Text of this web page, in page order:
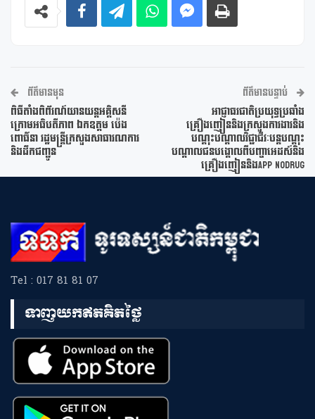
ព័ត៌មានមុន
ពិធីតាំងពិព័រណ៍យានយន្តអគ្គិសនី
ក្រោមអធិបតីភាព ឯកឧត្តម ប៉េង
ពោធិ៍នា រដ្ឋមន្ត្រីក្រសួងសាធារណការ
និងដឹកជញ្ជូន
ព័ត៌មានបន្ទាប់
អាជ្ញាធរជាតិប្រយុទ្ធប្រឆាំង
គ្រឿងញៀននិងក្រសួងការងារនិង
បណ្ដុះបណ្ដាលវិជ្ជាជីវៈបន្តបណ្ដុះ
បណ្ដាលជនបង្គោលពីបញ្ហាអេដស៍និង
គ្រឿងញៀននិងApp NoDrug
Tel : 017 81 81 07
ទាញយកឥតគិតថ្លៃ